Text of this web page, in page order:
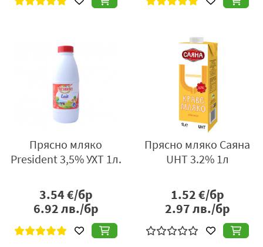
Прясно мляко
President 3,5% УХТ 1л.
3.54€/бр
6.92лв./бр
Прясно мляко Саяна
UHT 3.2% 1л
1.52€/бр
2.97лв./бр